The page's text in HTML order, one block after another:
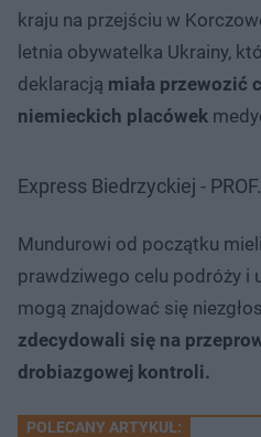
kraju na przejściu w
letnia obywatelka Ukrainy,
deklaracją miała przewozić
niemieckich placówek
Express Biedrzyckiej -
Mundurowi od początku
prawdziwego celu podróży i
mogą znajdować się
zdecydowali się na
drobiazgowej kontroli.
POLECANY ARTYKUŁ: